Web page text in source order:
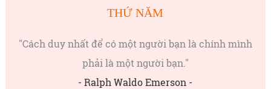
THỨ NĂM
"Cách duy nhất để có một người bạn là chính mình
phải là một người bạn."
- Ralph Waldo Emerson -